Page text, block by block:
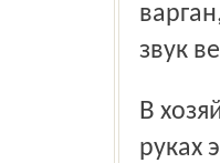
звук
В хозяйстве москвича Андрея Новикова мы подержали в
руках